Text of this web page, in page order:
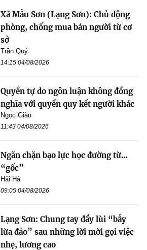
Xã Mẫu Sơn (Lạng Sơn): Chủ động
phòng, chống mua bán người từ cơ
sở
Trần Quý
14:15 04/08/2026
Quyền tự do ngôn luận không đồng
nghĩa với quyền quy kết người khác
Ngọc Giàu
11:43 04/08/2026
Ngăn chặn bạo lực học đường từ...
“gốc”
Hải Hà
09:05 04/08/2026
Lạng Sơn: Chung tay đẩy lùi “bẫy
lừa đảo” sau những lời mời gọi việc
nhẹ, lương cao